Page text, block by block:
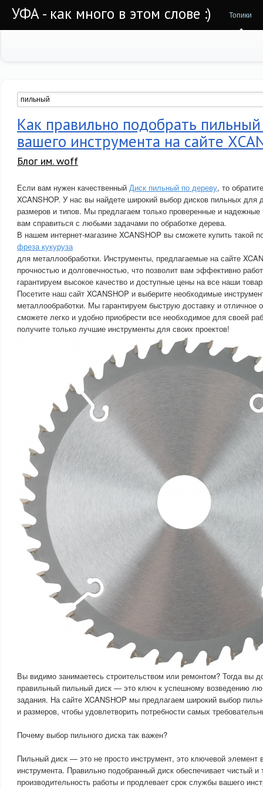
УФА - как много в этом слове :) Топики
Как правильно подобрать
вашего инструмента на сайте
Блог им. woff
Если вам нужен качественный Диск пильный по дереву, то
XCANSHOP. У нас вы найдете широкий выбор дисков пильных для
размеров и типов. Мы предлагаем только проверенные и надежные
вам справиться с любыми задачами по обработке дерева.
В нашем интернет-магазине XCANSHOP вы сможете купить такой
фреза кукуруза
для металлообработки. Инструменты, предлагаемые на сайте
прочностью и долговечностью, что позволит вам эффективно
гарантируем высокое качество и доступные цены на все наши
Посетите наш сайт XCANSHOP и выберите необходимые
металлообработки. Мы гарантируем быструю доставку и
сможете легко и удобно приобрести все необходимое для своей
получите только лучшие инструменты для своих проектов!
Вы видимо занимаетесь строительством или ремонтом? Тогда вы
правильный пильный диск — это ключ к успешному возведению
задания. На сайте XCANSHOP мы предлагаем широкий выбор
и размеров, чтобы удовлетворить потребности самых
Почему выбор пильного диска так важен?
Пильный диск — это не просто инструмент, это ключевой элемент
инструмента. Правильно подобранный диск обеспечивает чистый и
производительность работы и продлевает срок службы вашего